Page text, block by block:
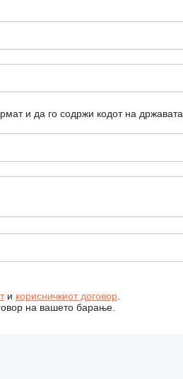
и да го содржи кодот на државата.
и корисничкиот договор.
на вашето барање.